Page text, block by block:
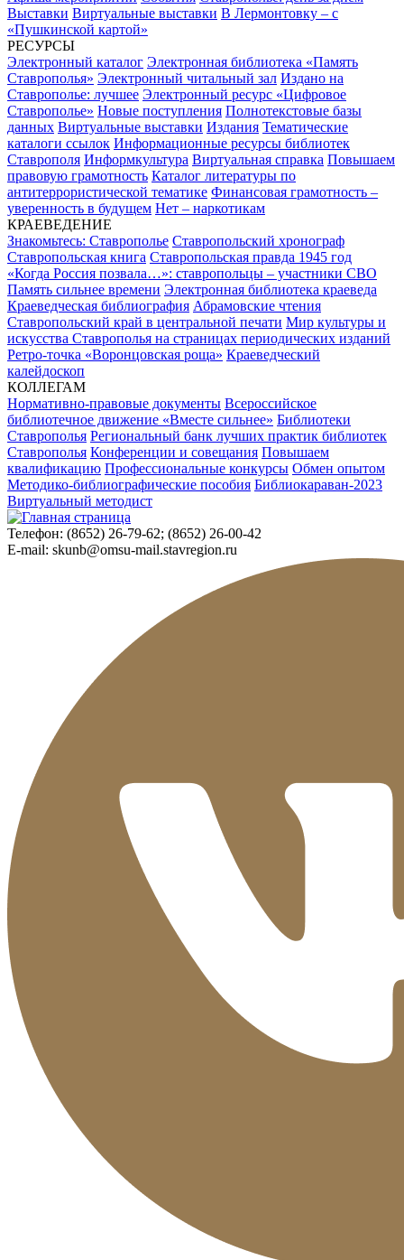
Выставки Виртуальные выставки В Лермонтовку – с
«Пушкинской картой»
РЕСУРСЫ
Электронный каталог Электронная библиотека «Память
Ставрополья» Электронный читальный зал Издано на
Ставрополье: лучшее Электронный ресурс «Цифровое
Ставрополье» Новые поступления Полнотекстовые базы
данных Виртуальные выставки Издания Тематические
каталоги ссылок Информационные ресурсы библиотек
Ставрополя Информкультура Виртуальная справка Повышаем
правовую грамотность Каталог литературы по
антитеррористической тематике Финансовая грамотность –
уверенность в будущем Нет – наркотикам
КРАЕВЕДЕНИЕ
Знакомьтесь: Ставрополье Ставропольский хронограф
Ставропольская книга Ставропольская правда 1945 год
«Когда Россия позвала…»: ставропольцы – участники СВО
Память сильнее времени Электронная библиотека краеведа
Краеведческая библиография Абрамовские чтения
Ставропольский край в центральной печати Мир культуры и
искусства Ставрополья на страницах периодических изданий
Ретро-точка «Воронцовская роща» Краеведческий
калейдоскоп
КОЛЛЕГАМ
Нормативно-правовые документы Всероссийское
библиотечное движение «Вместе сильнее» Библиотеки
Ставрополья Региональный банк лучших практик библиотек
Ставрополья Конференции и совещания Повышаем
квалификацию Профессиональные конкурсы Обмен опытом
Методико-библиографические пособия Библиокараван-2023
Виртуальный методист
Телефон: (8652) 26-79-62; (8652) 26-00-42
E-mail: skunb@omsu-mail.stavregion.ru